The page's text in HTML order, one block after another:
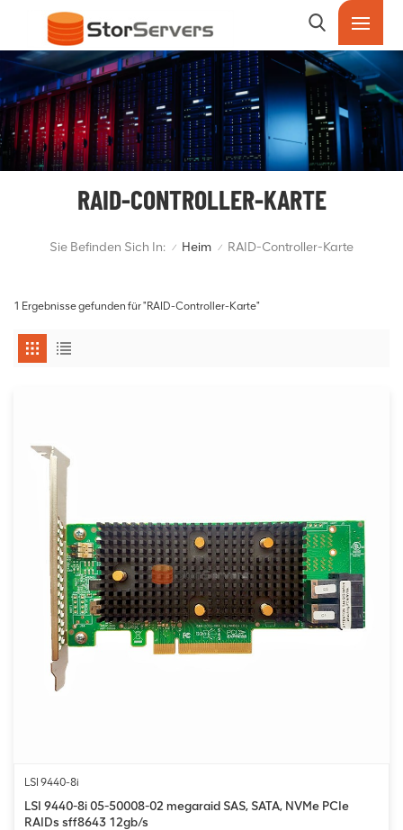
RAID-CONTROLLER-KARTE
Sie Befinden Sich In: / Heim / RAID-Controller-Karte
1 Ergebnisse gefunden für "RAID-Controller-Karte"
LSI 9440-8i
LSI 9440-8i 05-50008-02 megaraid SAS, SATA, NVMe PCIe
RAIDs sff8643 12gb/s